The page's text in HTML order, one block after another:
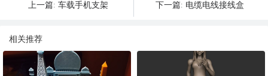
上一篇: 车载手机支架 下一篇: 电缆电线接线盒
相关推荐